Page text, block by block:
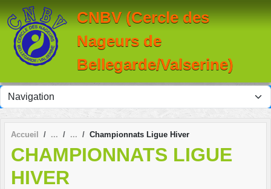
CNBV (Cercle des
Nageurs de
Bellegarde/Valserine)
Accueil Championnats Ligue Hiver
CHAMPIONNATS LIGUE
HIVER
Panneau de gestion des cookies